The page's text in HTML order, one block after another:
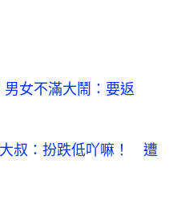
女不滿大鬧：要返
叔：扮跌低吖嘛！ 遭